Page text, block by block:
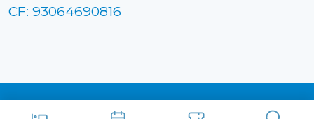
CF: 93064690816